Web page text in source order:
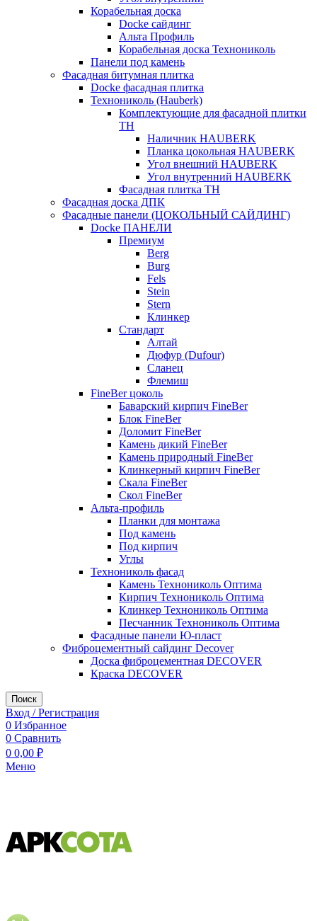
Корабельная доска
Docke сайдинг
Альта Профиль
Корабельная доска Технониколь
Панели под камень
Фасадная битумная плитка
Docke фасадная плитка
Технониколь (Hauberk)
Комплектующие для фасадной плитки
ТН
Наличник HAUBERK
Планка цокольная HAUBERK
Угол внешний HAUBERK
Угол внутренний HAUBERK
Фасадная плитка ТН
Фасадная доска ДПК
Фасадные панели (ЦОКОЛЬНЫЙ САЙДИНГ)
Docke ПАНЕЛИ
Премиум
Berg
Burg
Fels
Stein
Stern
Клинкер
Стандарт
Алтай
Дюфур (Dufour)
Сланец
Флемиш
FineBer цоколь
Баварский кирпич FineBer
Блок FineBer
Доломит FineBer
Камень дикий FineBer
Камень природный FineBer
Клинкерный кирпич FineBer
Скала FineBer
Скол FineBer
Альта-профиль
Планки для монтажа
Под камень
Под кирпич
Углы
Технониколь фасад
Камень Технониколь Оптима
Кирпич Технониколь Оптима
Клинкер Технониколь Оптима
Песчанник Технониколь Оптима
Фасадные панели Ю-пласт
Фиброцементный сайдинг Decover
Доска фиброцементная DECOVER
Краска DECOVER
Поиск
Вход / Регистрация
0 Избранное
0 Сравнить
0 0,00 ₽
Меню